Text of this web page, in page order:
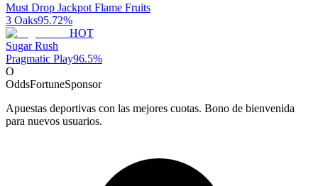
Must Drop Jackpot Flame Fruits
3 Oaks95.72%
HOT
Sugar Rush
Pragmatic Play96.5%
O
OddsFortuneSponsor
Apuestas deportivas con las mejores cuotas. Bono de bienvenida
para nuevos usuarios.